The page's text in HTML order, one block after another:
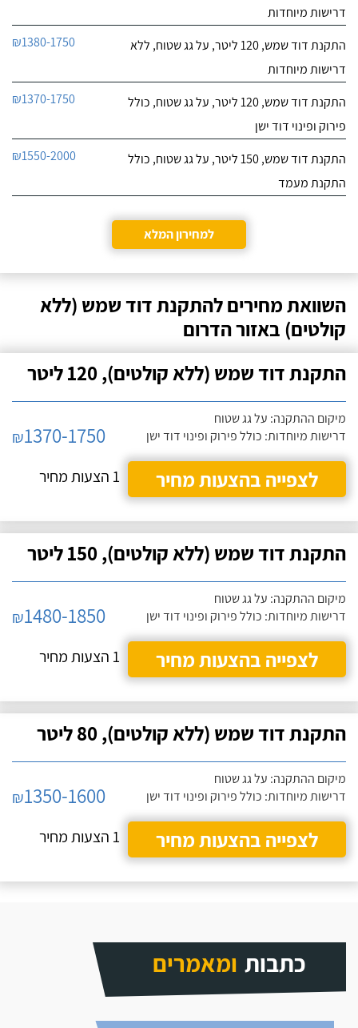
דרישות מיוחדות
התקנת דוד שמש, 120 ליטר, על גג שטוח, ללא
דרישות מיוחדות
₪1380-1750
התקנת דוד שמש, 120 ליטר, על גג שטוח, כולל
פירוק ופינוי דוד ישן
₪1370-1750
התקנת דוד שמש, 150 ליטר, על גג שטוח, כולל
התקנת מעמד
₪1550-2000
למחירון המלא
השוואת מחירים להתקנת דוד שמש (ללא
קולטים) באזור הדרום
התקנת דוד שמש (ללא קולטים), 120 ליטר
מיקום ההתקנה: על גג שטוח
דרישות מיוחדות: כולל פירוק ופינוי דוד ישן
₪1370-1750
לצפייה בהצעות מחיר
1 הצעות מחיר
התקנת דוד שמש (ללא קולטים), 150 ליטר
מיקום ההתקנה: על גג שטוח
דרישות מיוחדות: כולל פירוק ופינוי דוד ישן
₪1480-1850
לצפייה בהצעות מחיר
1 הצעות מחיר
התקנת דוד שמש (ללא קולטים), 80 ליטר
מיקום ההתקנה: על גג שטוח
דרישות מיוחדות: כולל פירוק ופינוי דוד ישן
₪1350-1600
לצפייה בהצעות מחיר
1 הצעות מחיר
כתבות ומאמרים